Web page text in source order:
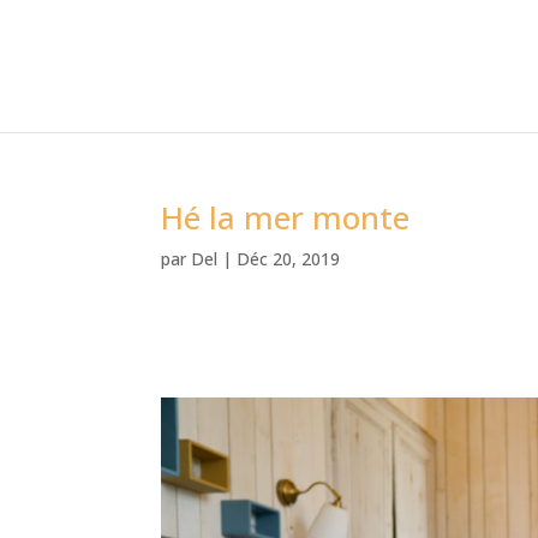
Hé la mer monte
par Del | Déc 20, 2019